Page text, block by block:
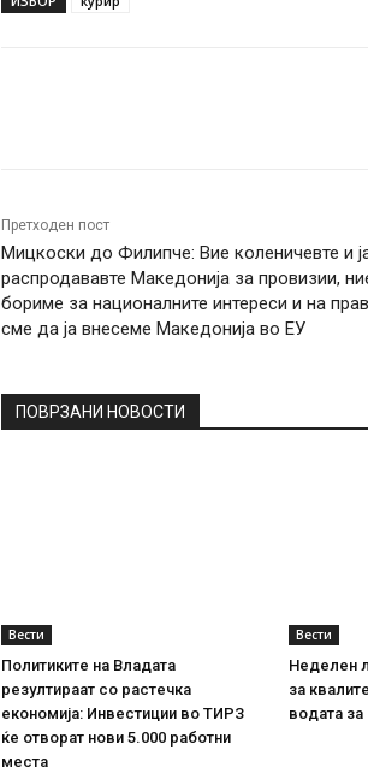
Претходен пост
Мицкоски до Филипче: Вие коленичевте и
распродававте Македонија за провизии,
бориме за националните интереси и на
сме да ја внесеме Македонија во ЕУ
ПОВРЗАНИ НОВОСТИ
Вести
Политиките на Владата
резултираат со растечка
економија: Инвестиции во ТИРЗ
ќе отворат нови 5.000 работни
места
Вести
Неделен
за
водата